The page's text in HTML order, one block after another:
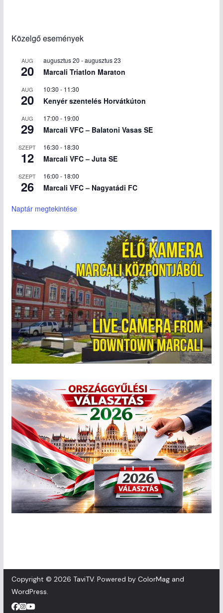
Közelgő események
AUG
20
augusztus 20 -augusztus 23
Marcali Triatlon Maraton
AUG
20
10:30 - 11:30
Kenyér szentelés Horvátkúton
AUG
29
17:00 - 19:00
Marcali VFC – Balatoni Vasas SE
SZEPT
12
16:30 - 18:30
Marcali VFC – Juta SE
SZEPT
26
16:00 - 18:00
Marcali VFC – Nagyatádi FC
Naptár megtekintése
Copyright © 2026 TaviTV. Powered by ColorMagand
WordPress.